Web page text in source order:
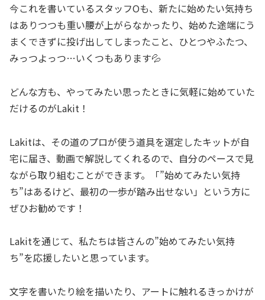
今これを書いているスタッフOも、新たに始めたい気持ち
はありつつも重い腰が上がらなかったり、始めた途端にう
まくできずに投げ出してしまったこと、ひとつやふたつ、
みっつよっつ…いくつもあります💦
どんな方も、やってみたい思ったときに気軽に始めていた
だけるのがLakit！
Lakitは、その道のプロが使う道具を選定したキットが自
宅に届き、動画で解説してくれるので、自分のペースで見
ながら取り組むことができます。「”始めてみたい気持
ち”はあるけど、最初の一歩が踏み出せない」という方に
ぜひお勧めです！
Lakitを通じて、私たちは皆さんの”始めてみたい気持
ち”を応援したいと思っています。
文字を書いたり絵を描いたり、アートに触れるきっかけが